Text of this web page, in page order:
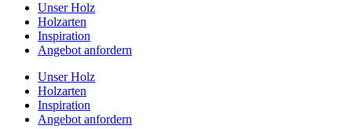
Unser Holz
Holzarten
Inspiration
Angebot anfordern
Unser Holz
Holzarten
Inspiration
Angebot anfordern